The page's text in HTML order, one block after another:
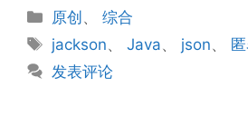
分
类
原创、综合
标
签
jackson、Java、 json、
发表评论